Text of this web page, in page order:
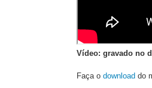
Vídeo: gravado no
Faça o download do